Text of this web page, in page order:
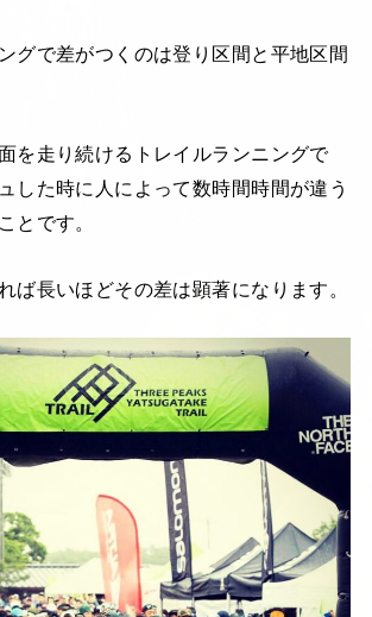
グで差がつくのは登り区間と平地区間
を走り続けるトレイルランニングで
した時に人によって数時間時間が違う
とです。
ば長いほどその差は顕著になります。